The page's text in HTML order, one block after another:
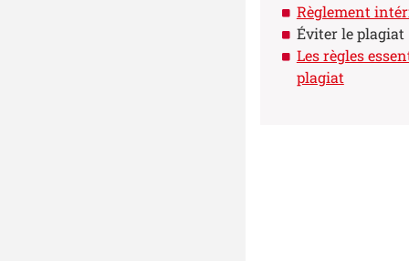
Règlement
Éviter le plagiat
Les règles
plagiat